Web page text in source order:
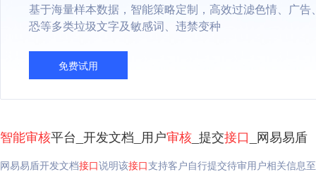
基于海量样本数据，智能策略定制，高效过滤色情、广告
恐等多类垃圾文字及敏感词、违禁变种
免费试用
智能审核平台_开发文档_用户审核 _提交接口 _网易易盾
网易易盾开发文档接口说明该接口支持客户自行提交待审用户相关信息